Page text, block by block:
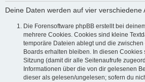
Deine Daten werden auf vier verschiedene
Die Forensoftware phpBB erstellt bei
mehrere Cookies. Cookies sind kleine
temporäre Dateien ablegt und die
Boards erhalten bleiben. In diesen
Sitzung (damit dir alle Seitenaufrufe
Informationen über die von dir gelesenen
dieser als gelesen/ungelesen; sofern du